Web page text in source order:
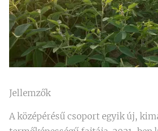
Jellemzők
A középérésű csoport egyik új,